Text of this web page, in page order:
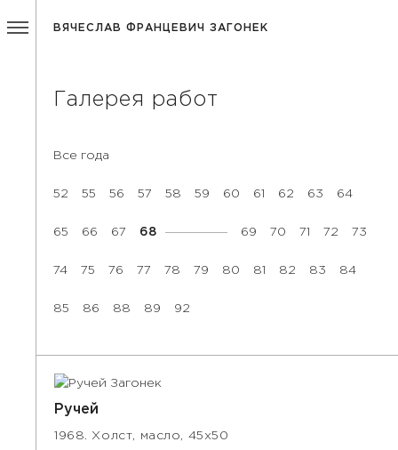
ВЯЧЕСЛАВ ФРАНЦЕВИЧ ЗАГОНЕК
Галерея работ
Все года
52 55 56 57 58 59 60 61 62 63 64
65 66 67 68 69 70 71 72 73
74 75 76 77 78 79 80 81 82 83 84
85 86 88 89 92
Ручей
1968. Холст, масло, 45х50